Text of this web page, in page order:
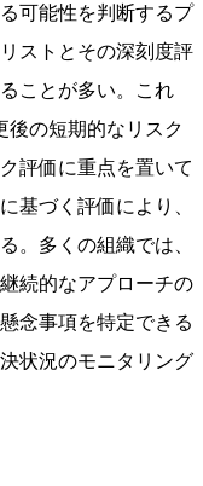
可能性を判断するプ
ストとその深刻度評
ことが多い。これ
後の短期的なリスク
評価に重点を置いて
基づく評価により、
。多くの組織では、
続的なアプローチの
念事項を特定できる
状況のモニタリング